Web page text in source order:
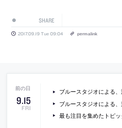
SHARE
2017.09.19 Tue 09:04 permalink
9.15
FRI
ブルースタジオによる、湘南・藤沢の
ブルースタジオによる、東京の「まちのこども園
最も注目を集めたトピ